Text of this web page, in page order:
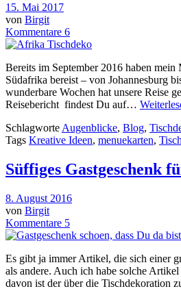
15. Mai 2017
von Birgit
Kommentare 6
Bereits im September 2016 haben mein
Südafrika bereist – von Johannesburg
wunderbare Wochen hat unsere Reise
Reisebericht findest Du auf…
Schlagworte Augenblicke, Blog,
Tags Kreative Ideen, menuekarten,
Süffiges Gastgeschenk
8. August 2016
von Birgit
Kommentare 5
Es gibt ja immer Artikel, die sich einer
als andere. Auch ich habe solche
davon ist der über die Tischdekoration